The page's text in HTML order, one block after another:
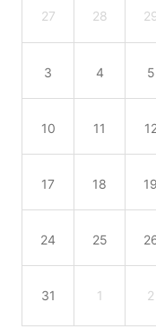
27 28
3 4 5
10 11
17 18 19
24 25
31 1 2